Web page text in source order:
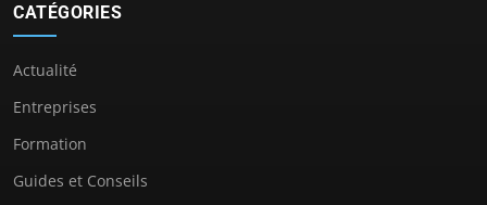
CATÉGORIES
Actualité
Entreprises
Formation
Guides et Conseils